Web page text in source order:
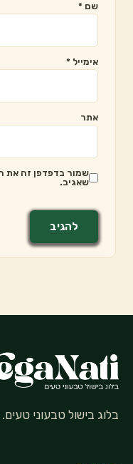
שם *
אימייל *
אתר
שמור בדפדפן זה את
שאגיב.
בלוג בישול טבעוני טעים. מאז